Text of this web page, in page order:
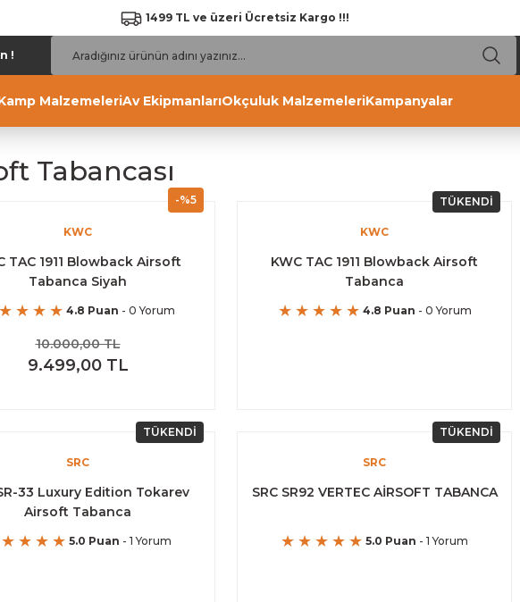
1499 TL ve üzeri Ücretsiz Kargo !!!
!
MalzemeleriAv EkipmanlarıOkçuluk MalzemeleriKampanyalar
Tabancası
-%5
KWC
TAC 1911 Blowback Airsoft
Tabanca Siyah
4.8 Puan - 0 Yorum
10.000,00 TL
9.499,00 TL
TÜKENDİ
KWC
KWC TAC 1911 Blowback Airsoft
Tabanca
4.8 Puan - 0 Yorum
TÜKENDİ
SRC
33 Luxury Edition Tokarev
Airsoft Tabanca
5.0 Puan - 1 Yorum
TÜKENDİ
SRC
SRC SR92 VERTEC AİRSOFT TABANCA
5.0 Puan - 1 Yorum